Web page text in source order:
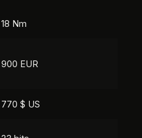
18 Nm
900 EUR
770 $ US